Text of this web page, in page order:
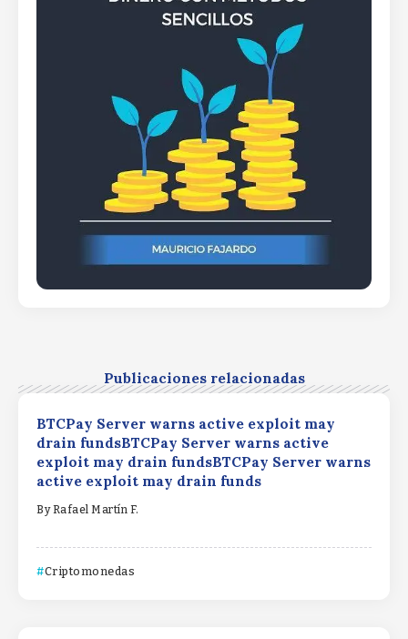
Publicaciones relacionadas
BTCPay Server warns active exploit may
drain fundsBTCPay Server warns active
exploit may drain fundsBTCPay Server warns
active exploit may drain funds
By Rafael Martín F.
Criptomonedas